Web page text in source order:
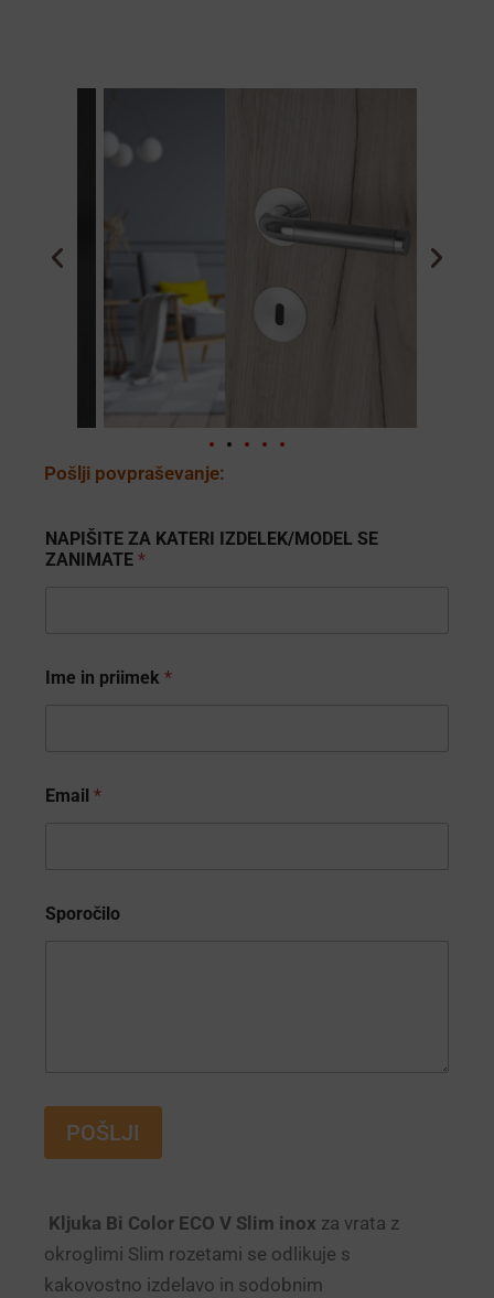
Pošlji povpraševanje:
NAPIŠITE ZA KATERI IZDELEK/MODEL SE
ZANIMATE *
Ime in priimek *
E
Email *
Sporočilo
POŠLJI
Kljuka Bi Color ECO V Slim inox za vrata z
okroglimi Slim rozetami se odlikuje s
kakovostno izdelavo in sodobnim